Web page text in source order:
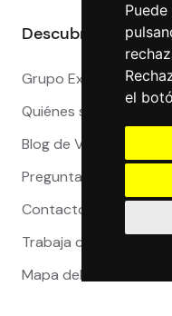
el
Descubre más
Grupo Exact
Quiénes somos
Blog de Viajeros
Preguntas Frecuentes
Contacto
Trabaja con nosotros
Mapa del sitio